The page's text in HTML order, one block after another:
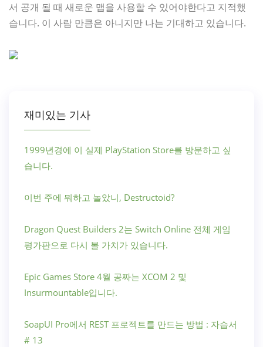
서 공개 될 때 새로운 맵을 사용할 수 있어야한다고 지적했
습니다. 이 사람 만큼은 아니지만 나는 기대하고 있습니다.
재미있는 기사
1999년경에 이 실제 PlayStation Store를 방문하고 싶
습니다.
이번 주에 뭐하고 놀았니, Destructoid?
Dragon Quest Builders 2는 Switch Online 전체 게임
평가판으로 다시 볼 가치가 있습니다.
Epic Games Store 4월 공짜는 XCOM 2 및
Insurmountable입니다.
SoapUI Pro에서 REST 프로젝트를 만드는 방법 : 자습서
# 13